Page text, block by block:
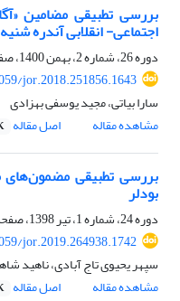
بررسی تطبیقی مضامین
اجتماعی- انقلابی آندره
دوره 26، شماره 2، بهمن 1400، صفحه
jor.2018.251856.1643
سارا بیاتی، مجید یوسفی بهزادی
مشاهده مقاله
اصل مقاله
بررسی تطبیقی
بودلر
دوره 24، شماره 1، تیر 1398، صفحه
jor.2019.264938.1742
سپهر یحیوی تاج آبادی، ناهید
مشاهده مقاله
اصل مقاله